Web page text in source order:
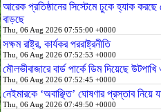
আরেক প্রতিষ্ঠানের সিস্টেমে ঢুকে হ্যাক
বাড়ছে
Thu, 06 Aug 2026 07:55:00 +0000
সক্ষম রাষ্ট্র, কার্যকর পররাষ্ট্রনীতি
Thu, 06 Aug 2026 07:52:53 +0000
মৌলভীবাজারে বার্ড পার্কে ডিম দিয়েছে
Thu, 06 Aug 2026 07:52:45 +0000
নেইমারকে ‘অবাঞ্ছিত’ ঘোষণার প্রস্তাব নিয়ে
Thu, 06 Aug 2026 07:49:50 +0000